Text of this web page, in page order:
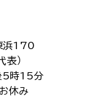
浜170
）
5時15分
休み